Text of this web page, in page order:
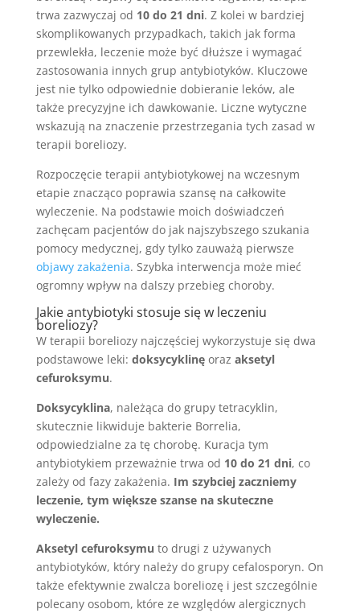
trwa zazwyczaj od 10 do 21 dni. Z kolei w bardziej
skomplikowanych przypadkach, takich jak forma
przewlekła, leczenie może być dłuższe i wymagać
zastosowania innych grup antybiotyków. Kluczowe
jest nie tylko odpowiednie dobieranie leków, ale
także precyzyjne ich dawkowanie. Liczne wytyczne
wskazują na znaczenie przestrzegania tych zasad w
terapii boreliozy.
Rozpoczęcie terapii antybiotykowej na wczesnym
etapie znacząco poprawia szansę na całkowite
wyleczenie. Na podstawie moich doświadczeń
zachęcam pacjentów do jak najszybszego szukania
pomocy medycznej, gdy tylko zauważą pierwsze
objawy zakażenia. Szybka interwencja może mieć
ogromny wpływ na dalszy przebieg choroby.
Jakie antybiotyki stosuje się w leczeniu
boreliozy?
W terapii boreliozy najczęściej wykorzystuje się dwa
podstawowe leki: doksycyklinęoraz aksetyl
cefuroksymu.
Doksycyklina, należąca do grupy tetracyklin,
skutecznie likwiduje bakterie Borrelia,
odpowiedzialne za tę chorobę. Kuracja tym
antybiotykiem przeważnie trwa od 10 do 21 dni, co
zależy od fazy zakażenia. Im szybciej zaczniemy
leczenie, tym większe szanse na skuteczne
wyleczenie.
Aksetyl cefuroksymu to drugi z używanych
antybiotyków, który należy do grupy cefalosporyn. On
także efektywnie zwalcza boreliozę i jest szczególnie
polecany osobom, które ze względów alergicznych